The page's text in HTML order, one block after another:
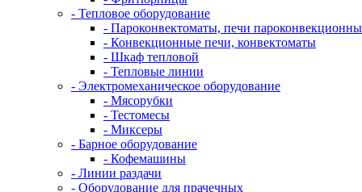
- Тепловое оборудование
- Пароконвектоматы, печи
- Конвекционные печи, конвектоматы
- Шкаф тепловой
- Тепловые линии
- Электромеханическое оборудование
- Мясорубки
- Тестомесы
- Миксеры
- Барное оборудование
- Кофемашины
- Линии раздачи
- Оборудование для прачечных